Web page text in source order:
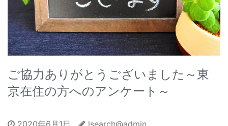
ご協力ありがとうございました～東
京在住の方へのアンケート～